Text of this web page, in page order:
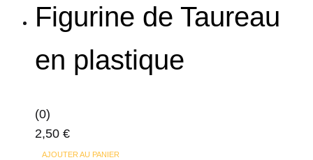
Figurine de Taureau
en plastique
(0)
2,50 €
AJOUTER AU PANIER